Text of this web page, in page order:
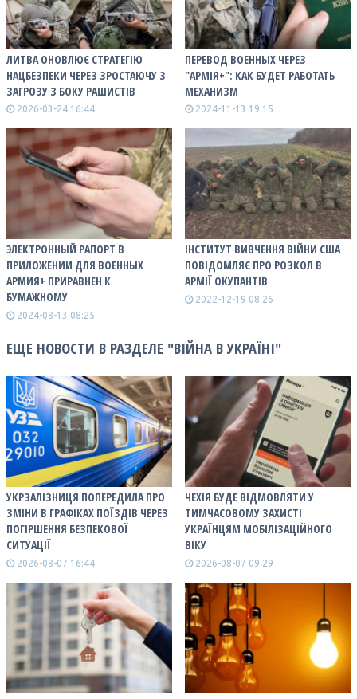
ЛИТВА ОНОВЛЮЄ СТРАТЕГІЮ
НАЦБЕЗПЕКИ ЧЕРЕЗ ЗРОСТАЮЧУ З
ЗАГРОЗУ З БОКУ РАШИСТІВ
2026-03-24 16:44
ПЕРЕВОД ВОЕННЫХ ЧЕРЕЗ
"АРМІЯ+": КАК БУДЕТ РАБОТАТЬ
МЕХАНИЗМ
2024-11-13 19:15
ЭЛЕКТРОННЫЙ РАПОРТ В
ПРИЛОЖЕНИИ ДЛЯ ВОЕННЫХ
АРМИЯ+ ПРИРАВНЕН К
БУМАЖНОМУ
2024-08-13 08:25
ІНСТИТУТ ВИВЧЕННЯ ВІЙНИ США
ПОВІДОМЛЯЄ ПРО РОЗКОЛ В
АРМІЇ ОКУПАНТІВ
2022-12-19 08:26
ЕЩЕ НОВОСТИ В РАЗДЕЛЕ "ВІЙНА В УКРАЇНІ"
УКРЗАЛІЗНИЦЯ ПОПЕРЕДИЛА ПРО
ЗМІНИ В ГРАФІКАХ ПОЇЗДІВ ЧЕРЕЗ
ПОГІРШЕННЯ БЕЗПЕКОВОЇ
СИТУАЦІЇ
2026-08-07 16:44
ЧЕХІЯ БУДЕ ВІДМОВЛЯТИ У
ТИМЧАСОВОМУ ЗАХИСТІ
УКРАЇНЦЯМ МОБІЛІЗАЦІЙНОГО
ВІКУ
2026-08-07 09:29